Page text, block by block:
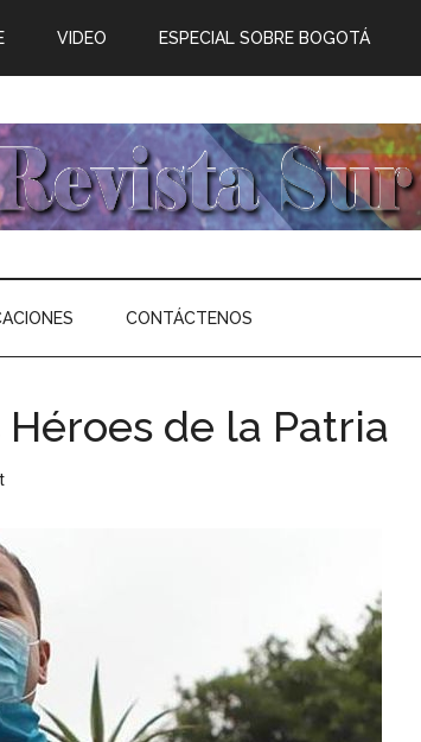
VIDEO ESPECIAL SOBRE BOGOTÁ
CONTÁCTENOS
de la Patria